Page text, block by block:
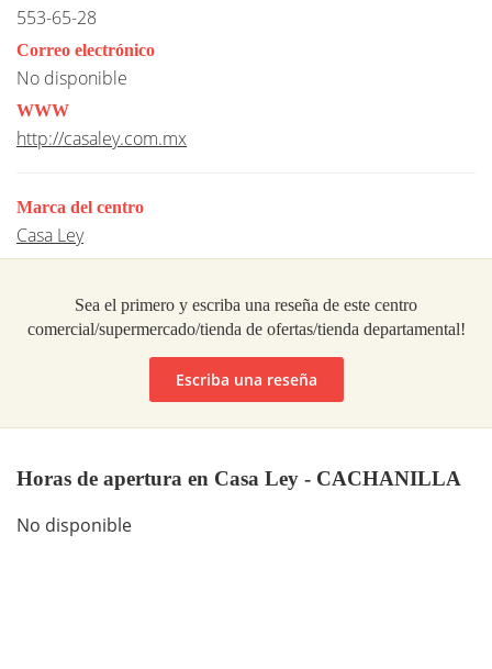
553-65-28
Correo electrónico
No disponible
WWW
http://casaley.com.mx
Marca del centro
Casa Ley
Sea el primero y escriba una reseña de este centro
comercial/supermercado/tienda de ofertas/tienda departamental!
Escriba una reseña
Horas de apertura en Casa Ley - CACHANILLA
No disponible